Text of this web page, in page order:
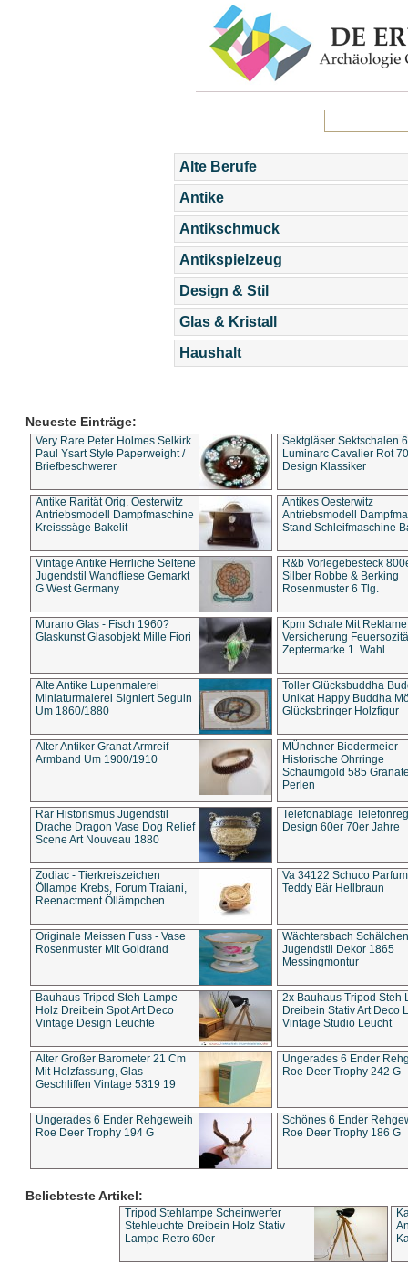
Alte Berufe
Antike
Antikschmuck
Antikspielzeug
Design & Stil
Glas & Kristall
Haushalt
Neueste Einträge:
Very Rare Peter Holmes Selkirk
Paul Ysart Style Paperweight /
Briefbeschwerer
Sektgläser Sektschalen
Luminarc Cavalier Rot
Design Klassiker
Antike Rarität Orig. Oesterwitz
Antriebsmodell Dampfmaschine
Kreisssäge Bakelit
Antikes Oesterwitz
Antriebsmodell
Stand Schleifmaschine
Vintage Antike Herrliche Seltene
Jugendstil Wandfliese Gemarkt
G West Germany
R&b Vorlegebesteck
Silber Robbe & Berking
Rosenmuster 6 Tlg.
Murano Glas - Fisch 1960?
Glaskunst Glasobjekt Mille Fiori
Kpm Schale Mit Reklame
Versicherung
Zeptermarke 1. Wahl
Alte Antike Lupenmalerei
Miniaturmalerei Signiert Seguin
Um 1860/1880
Toller Glücksbuddha
Unikat Happy Buddha
Glücksbringer Holzfigur
Alter Antiker Granat Armreif
Armband Um 1900/1910
MÜnchner Biedermeier
Historische Ohrringe
Schaumgold 585
Perlen
Rar Historismus Jugendstil
Drache Dragon Vase Dog Relief
Scene Art Nouveau 1880
Telefonablage
Design 60er 70er Jahre
Zodiac - Tierkreiszeichen
Öllampe Krebs, Forum Traiani,
Reenactment Öllämpchen
Va 34122 Schuco
Teddy Bär Hellbraun
Originale Meissen Fuss - Vase
Rosenmuster Mit Goldrand
Wächtersbach Schälchen
Jugendstil Dekor 1865
Messingmontur
Bauhaus Tripod Steh Lampe
Holz Dreibein Spot Art Deco
Vintage Design Leuchte
2x Bauhaus Tripod Steh
Dreibein Stativ Art Deco
Vintage Studio Leucht
Alter Großer Barometer 21 Cm
Mit Holzfassung, Glas
Geschliffen Vintage 5319 19
Ungerades 6 Ender
Roe Deer Trophy 242 G
Ungerades 6 Ender Rehgeweih
Roe Deer Trophy 194 G
Schönes 6 Ender
Roe Deer Trophy 186 G
Beliebteste Artikel:
Tripod Stehlampe Scheinwerfer
Stehleuchte Dreibein Holz Stativ
Lampe Retro 60er